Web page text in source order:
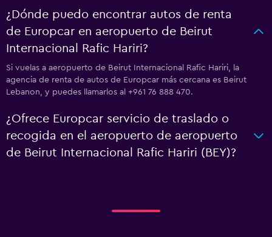
¿Dónde puedo encontrar autos de renta
de Europcar en aeropuerto de Beirut
Internacional Rafic Hariri?
Si vuelas a aeropuerto de Beirut Internacional Rafic Hariri, la
agencia de renta de autos de Europcar más cercana es Beirut
Lebanon, y puedes llamarlos al +961 76 888 470.
¿Ofrece Europcar servicio de traslado o
recogida en el aeropuerto de aeropuerto
de Beirut Internacional Rafic Hariri (BEY)?